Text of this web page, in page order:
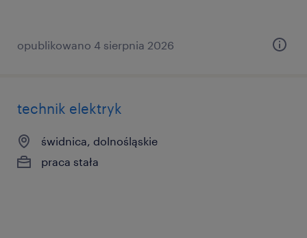
opublikowano 4 sierpnia 2026
technik elektryk
świdnica, dolnośląskie
praca stała